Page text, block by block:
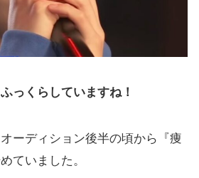
っくらしていますね！
ーディション後半の頃から『痩
ていました。